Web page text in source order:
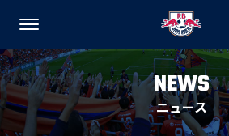
NEWS
ニュース